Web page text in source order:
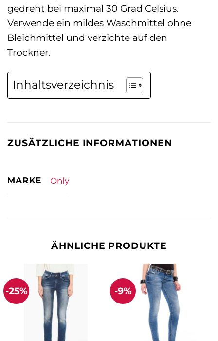
gedreht bei maximal 30 Grad Celsius.
Verwende ein mildes Waschmittel ohne
Bleichmittel und verzichte auf den
Trockner.
Inhaltsverzeichnis
ZUSÄTZLICHE INFORMATIONEN
MARKE Only
ÄHNLICHE PRODUKTE
-25% -9%